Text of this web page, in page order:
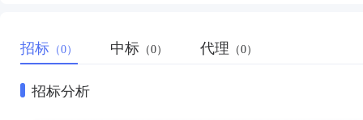
招标 （0） 中标 （0） 代理 （0）
招标分析